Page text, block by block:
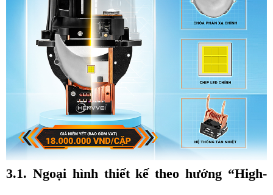
3.1. Ngoại hình thiết kế theo hướng “High-